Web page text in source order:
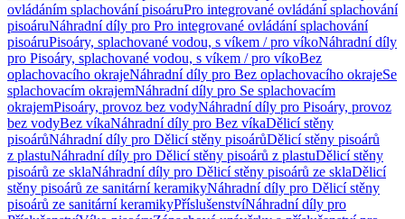
ovládáním splachování pisoáruPro integrované ovládání splachování
pisoáruNáhradní díly pro Pro integrované ovládání splachování
pisoáruPisoáry, splachované vodou, s víkem / pro víkoNáhradní díly
pro Pisoáry, splachované vodou, s víkem / pro víkoBez
oplachovacího okrajeNáhradní díly pro Bez oplachovacího okrajeSe
splachovacím okrajemNáhradní díly pro Se splachovacím
okrajemPisoáry, provoz bez vodyNáhradní díly pro Pisoáry, provoz
bez vodyBez víkaNáhradní díly pro Bez víkaDělicí stěny
pisoárůNáhradní díly pro Dělicí stěny pisoárůDělicí stěny pisoárů
z plastuNáhradní díly pro Dělicí stěny pisoárů z plastuDělicí stěny
pisoárů ze sklaNáhradní díly pro Dělicí stěny pisoárů ze sklaDělicí
stěny pisoárů ze sanitární keramikyNáhradní díly pro Dělicí stěny
pisoárů ze sanitární keramikyPříslušenstvíNáhradní díly pro